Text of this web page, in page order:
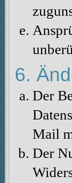
6.
Der
Mail
Der